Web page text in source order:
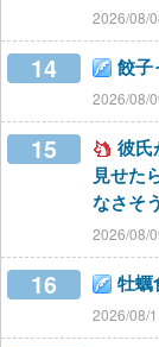
2026/08/
14 餃子
2026/08/
15
彼氏
見せた
なさそ
2026/08/
16 牡蠣
2026/08/